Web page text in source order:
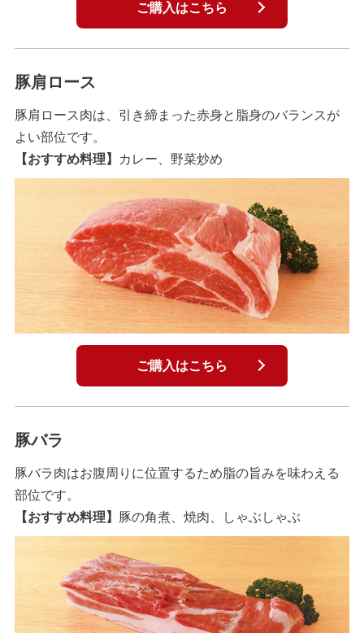
ご購入はこちら
豚肩ロース
豚肩ロース肉は、引き締まった赤身と脂身のバランスが
よい部位です。
【おすすめ料理】
カレー、野菜炒め
ご購入はこちら
豚バラ
豚バラ肉はお腹周りに位置するため脂の旨みを味わえる
部位です。
【おすすめ料理】
豚の角煮、焼肉、しゃぶしゃぶ